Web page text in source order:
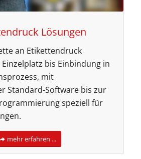
Lösungen
an Etikettendruck
bis Einbindung in
mit
Standard-Software bis zur
speziell für
mehr erfahren ...